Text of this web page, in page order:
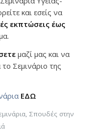
και εσείς να
εκπτώσεις έως
μαζί μας και να
Σεμινάριο της
ΕΔΩ
, Σπουδές στην